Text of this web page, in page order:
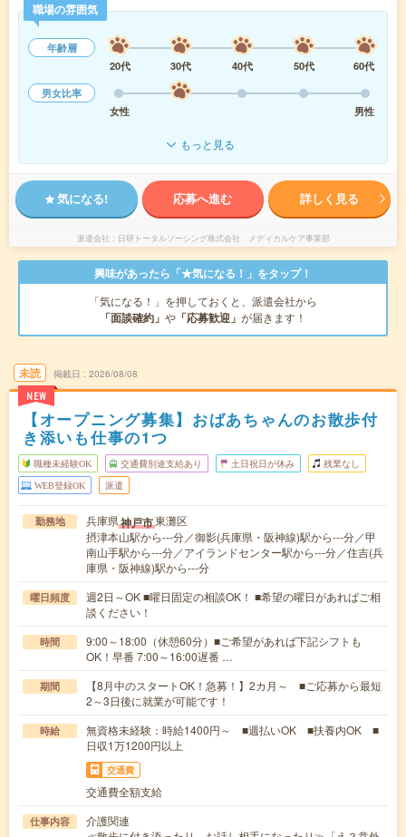
職場の雰囲気
年齢層
20代
30代 40代 50代
60代
男女比率
女性
男性
もっと見る
気になる! 応募へ進む 詳しく見る
派遣会社 日研トータルソーシング株式会社 メディカルケア事業部
興味があったら「★気になる！」をタップ！
「気になる！」を押しておくと、派遣会社から
「面談確約」 や 「応募歓迎」 が届きます！
未読
NEW
掲載日 2026/08/08
【オープニング募集】おばあちゃんのお散歩付
き添いも仕事の1つ
職種未経験OK 交通費別途支給あり 土日祝日が休み 残業なし
WEB登録OK 派遣
勤務地 兵庫県神戸市東灘区
摂津本山駅から---分／御影(兵庫県・阪神線)駅から---分／甲
南山手駅から---分／アイランドセンター駅から---分／住吉(兵
庫県・阪神線)駅から---分
曜日頻度
週2日～OK ■曜日固定の相談OK！ ■希望の曜日があればご相
談ください！
時間
9:00～18:00（休憩60分）■ご希望があれば下記シフトも
OK！早番 7:00～16:00遅番 …
期間
【8月中のスタートOK！急募！】2カ月～ ■ご応募から最短
2～3日後に就業が可能です！
時給
無資格未経験：時給1400円～ ■週払いOK ■扶養内OK ■
日収1万1200円以上
交通費
交通費全額支給
仕事内容
介護関連